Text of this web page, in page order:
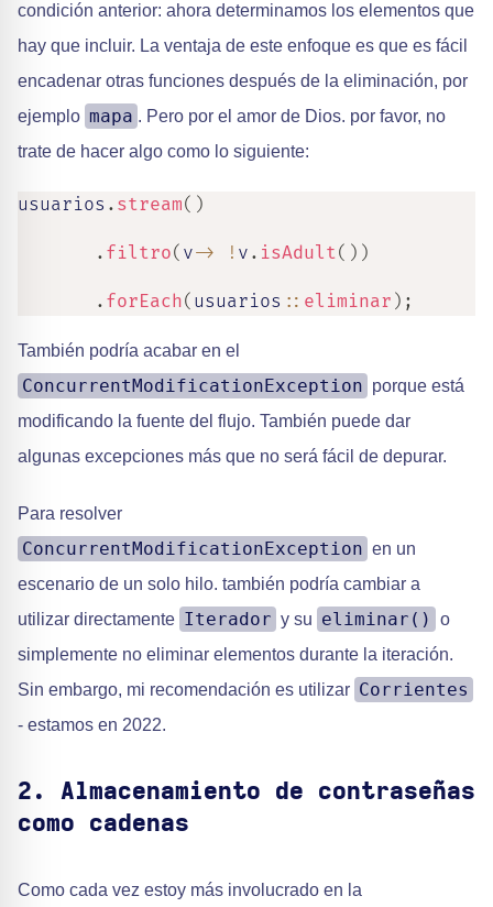
condición anterior: ahora determinamos los elementos que
hay que incluir. La ventaja de este enfoque es que es fácil
encadenar otras funciones después de la eliminación, por
ejemplo mapa . Pero por el amor de Dios. por favor, no
trate de hacer algo como lo siguiente:
usuarios . stream( )
. filtro( v-> ! v . isAdult( ) )
. forEach( usuarios :: eliminar ) ;
También podría acabar en el
ConcurrentModificationException porque está
modificando la fuente del flujo. También puede dar
algunas excepciones más que no será fácil de depurar.
Para resolver
ConcurrentModificationException en un
escenario de un solo hilo. también podría cambiar a
utilizar directamente Iterador y su eliminar()
o
simplemente no eliminar elementos durante la iteración.
Sin embargo, mi recomendación es utilizar Corrientes
- estamos en 2022.
2. Almacenamiento de contraseñas
como cadenas
Como cada vez estoy más involucrado en la